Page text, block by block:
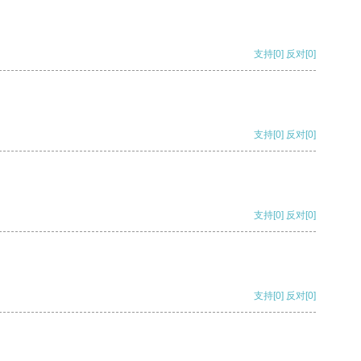
支持[0] 反对[0]
支持[0] 反对[0]
支持[0] 反对[0]
支持[0] 反对[0]